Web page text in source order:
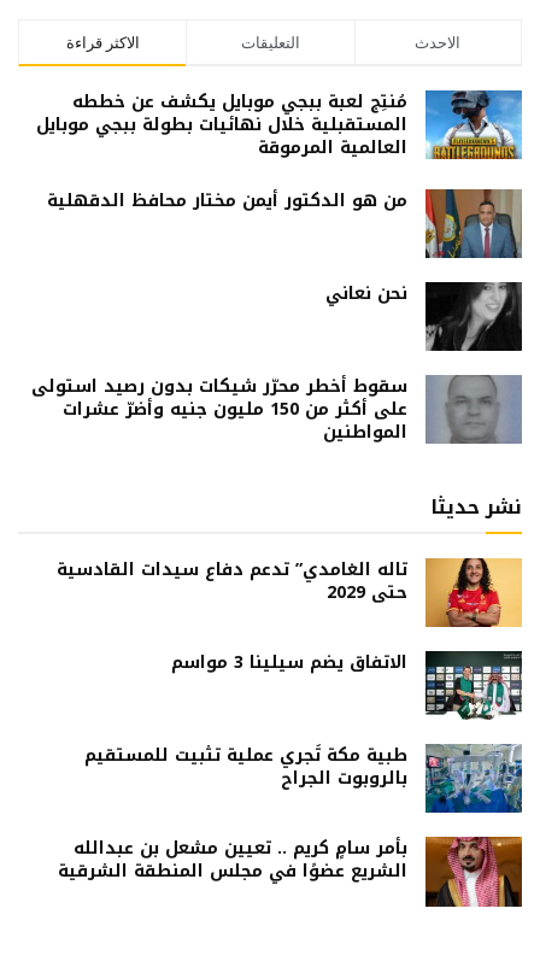
الاكثر قراءة التعليقات الاحدث
مُنتِج لعبة ببجي موبايل يكشف عن خططه
المستقبلية خلال نهائيات بطولة ببجي موبايل
العالمية المرموقة
من هو الدكتور أيمن مختار محافظ الدقهلية
نحن نعاني
سقوط أخطر محرّر شيكات بدون رصيد استولى
على أكثر من 150 مليون جنيه وأضرّ عشرات
المواطنين
نشر حديثا
تاله الغامدي” تدعم دفاع سيدات القادسية
حتى 2029
الاتفاق يضم سيلينا 3 مواسم
طبية مكة تُجري عملية تثبيت للمستقيم
بالروبوت الجراح
بأمر سامٍ كريم .. تعيين مشعل بن عبدالله
الشريع عضوًا في مجلس المنطقة الشرقية